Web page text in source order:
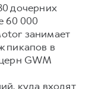
дочерних
60 000
занимает
пикапов в
GWM
куда входят